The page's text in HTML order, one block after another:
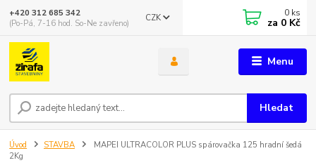
Menu
CZK
Hledat
+420 312 685 342
(Po-Pá, 7-16 hod. So-Ne zavřeno)
0 ks
za 0 Kč
Úvod STAVBA
MAPEI ULTRACOLOR PLUS spárovačka 125 hradní šedá
2Kg